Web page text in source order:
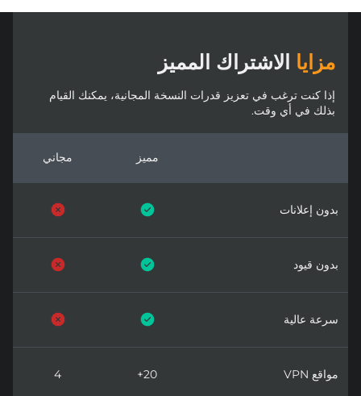
مزايا الاشتراك المميز
إذا كنت ترغب في تعزيز قدرات النسخة المجانية، يمكنك القيام
بذلك في أي وقت.
مميز مجاني
بدون إعلانات
بدون قيود
سرعة عالية
مواقع VPN 20+
4